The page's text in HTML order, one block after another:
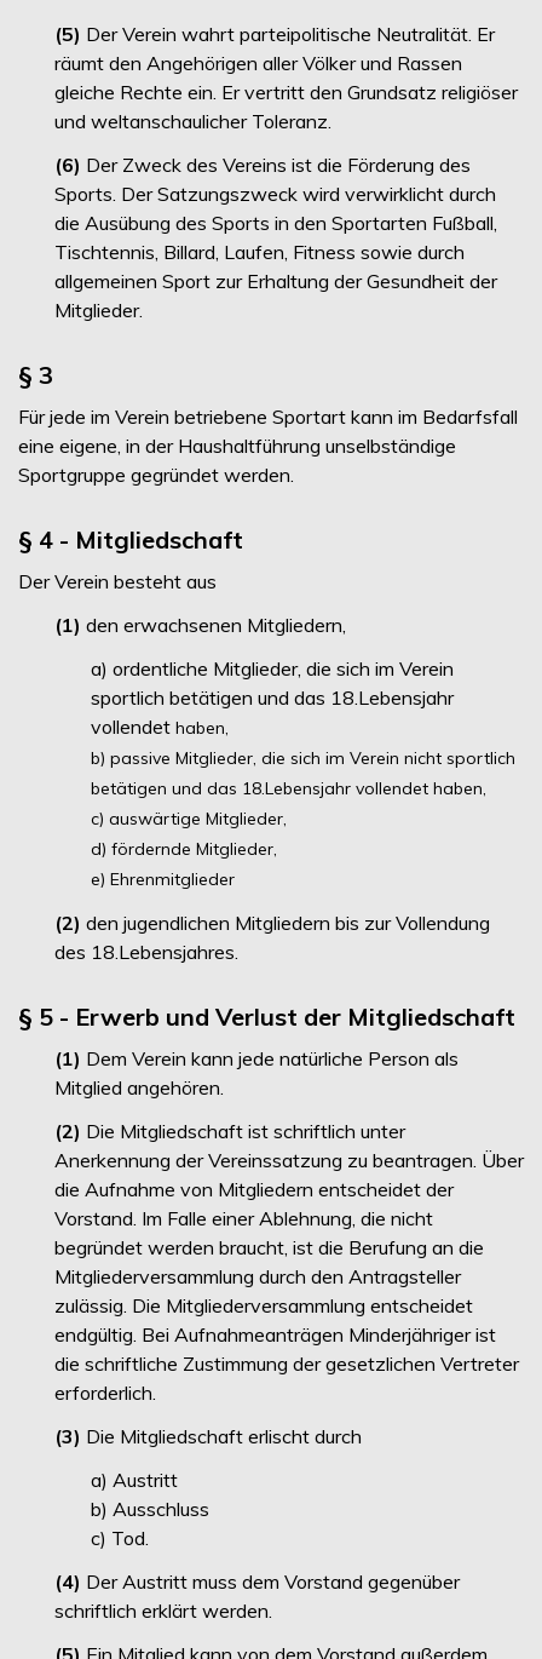
(5) Der Verein wahrt parteipolitische Neutralität. Er
räumt den Angehörigen aller Völker und Rassen
gleiche Rechte ein. Er vertritt den Grundsatz religiöser
und weltanschaulicher Toleranz.
(6) Der Zweck des Vereins ist die Förderung des
Sports. Der Satzungszweck wird verwirklicht durch
die Ausübung des Sports in den Sportarten Fußball,
Tischtennis, Billard, Laufen, Fitness sowie durch
allgemeinen Sport zur Erhaltung der Gesundheit der
Mitglieder.
§ 3
Für jede im Verein betriebene Sportart kann im Bedarfsfall
eine eigene, in der Haushaltführung unselbständige
Sportgruppe gegründet werden.
§ 4 - Mitgliedschaft
Der Verein besteht aus
(1) den erwachsenen Mitgliedern,
a) ordentliche Mitglieder, die sich im Verein
sportlich betätigen und das 18.Lebensjahr
vollendet haben,
b) passive Mitglieder, die sich im Verein nicht sportlich
betätigen und das 18.Lebensjahr vollendet haben,
c) auswärtige Mitglieder,
d) fördernde Mitglieder,
e) Ehrenmitglieder
(2) den jugendlichen Mitgliedern bis zur Vollendung
des 18.Lebensjahres.
§ 5 - Erwerb und Verlust der Mitgliedschaft
(1) Dem Verein kann jede natürliche Person als
Mitglied angehören.
(2) Die Mitgliedschaft ist schriftlich unter
Anerkennung der Vereinssatzung zu beantragen. Über
die Aufnahme von Mitgliedern entscheidet der
Vorstand. Im Falle einer Ablehnung, die nicht
begründet werden braucht, ist die Berufung an die
Mitgliederversammlung durch den Antragsteller
zulässig. Die Mitgliederversammlung entscheidet
endgültig. Bei Aufnahmeanträgen Minderjähriger ist
die schriftliche Zustimmung der gesetzlichen Vertreter
erforderlich.
(3) Die Mitgliedschaft erlischt durch
a) Austritt
b) Ausschluss
c) Tod.
(4) Der Austritt muss dem Vorstand gegenüber
schriftlich erklärt werden.
(5) Ein Mitglied kann von dem Vorstand außerdem